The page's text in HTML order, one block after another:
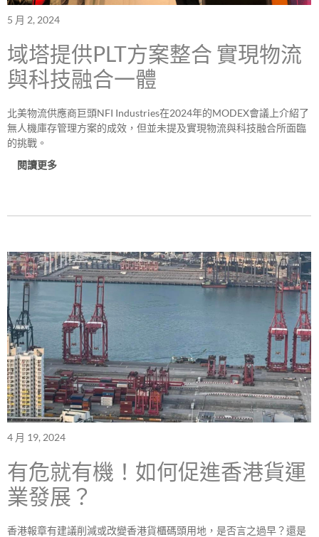
5 月 2, 2024
域塔提供PLT方案整合 實現物流
與科技融合一體
北美物流供應商巨頭NFI Industries在2024年的MODEX會議上介紹了
無人機庫存管理方案的成效，但並未提及實現物流與科技融合所面臨
的挑戰。
閱讀更多
4 月 19, 2024
有危就有機！如何促進香港貨運
業發展？
香港報章有建議削減或改變香港貨櫃碼頭用地，是否言之過早？還是